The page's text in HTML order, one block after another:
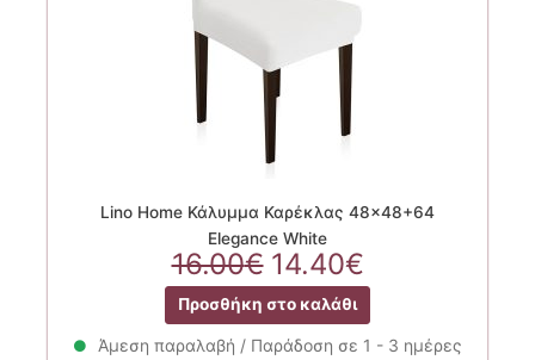
Lino Home Κάλυμμα Καρέκλας 48×48+64
Elegance White
16.00€ Original
price
was:
16.00€.
14.40€Η
τρέχουσα
τιμή
είναι:
Προσθήκη στο καλάθι
Άμεση παραλαβή / Παράδοση σε 1 - 3 ημέρες